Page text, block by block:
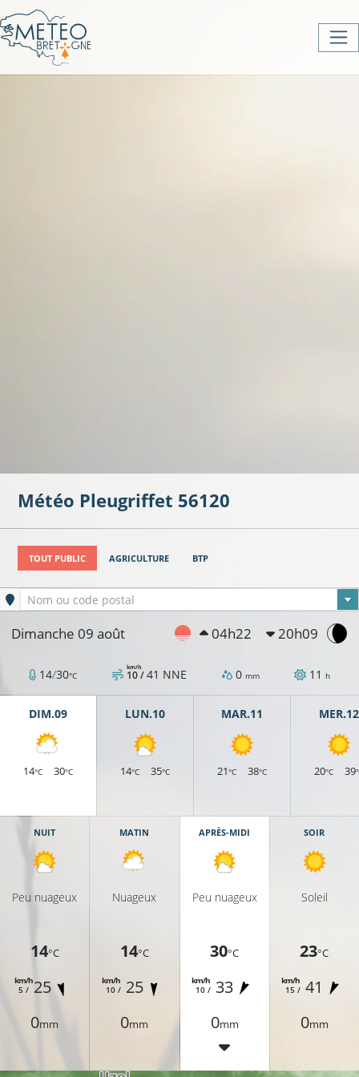
Météo Pleugriffet 56120
TOUT PUBLIC AGRICULTURE BTP
Ville sélectionnée
Nom ou code postal
Dimanche 09 août 04h22 20h09
14/30°C 10 /
km/h 41 NNE 0 mm 11 h
DIM.09
14°C 30°C
LUN.10
14°C 35°C
MAR.11
21°C 38°C
MER.12
20°C 39
NUIT
Peu nuageux
14°C
5 /
km/h25
0mm
MATIN
Nuageux
14°C
10 /
km/h 25
0mm
APRÈS-MIDI
Peu nuageux
30°C
10 /
km/h 33
0mm
SOIR
Soleil
23°C
15 /
km/h 41
0mm
25°C